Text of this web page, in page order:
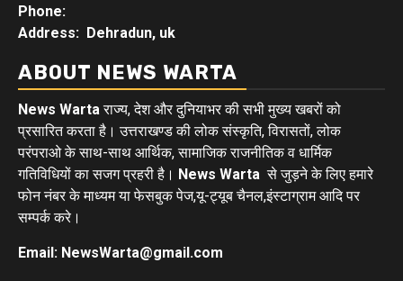
Phone:
Address: Dehradun, uk
ABOUT NEWS WARTA
News Wartaराज्य, देश और दुनियाभर की सभी मुख्य खबरों को
प्रसारित करता है। उत्तराखण्ड की लोक संस्कृति, विरासतों, लोक
परंपराओ के साथ-साथ आर्थिक, सामाजिक राजनीतिक व धार्मिक
गतिविधियों का सजग प्रहरी है। News Warta से जुड़ने के लिए हमारे
फोन नंबर के माध्यम या फेसबुक पेज,यू-ट्यूब चैनल,इंस्टाग्राम आदि पर
सम्पर्क करे।
Email: NewsWarta@gmail.com